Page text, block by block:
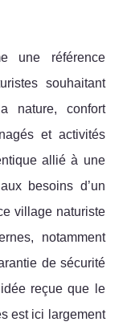
une référence
souhaitant
nature, confort
et activités
allié à une
besoins d’un
village naturiste
notamment
de sécurité
reçue que le
est ici largement